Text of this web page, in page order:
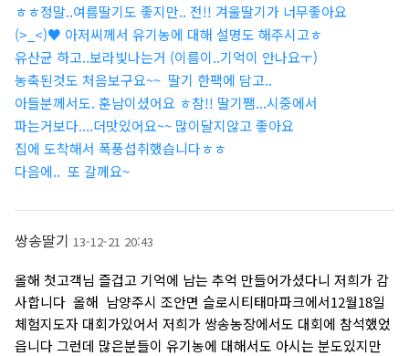
ㅎㅎ정말..여름딸기도 좋지만.. 전!! 겨울딸기가 너무좋아요
(>_<)♥ 아저씨께서 유기농에 대해 설명도 해주시고ㅎ
유산균 하고..보라빛나는거 (이름이..기억이 안나요ㅜ)
농축된것도 처음보구요~~ 딸기 한팩에 담고..
아들분께서도. 훈남이셨어요 ㅎ참!! 딸기쨈...시중에서
파는거보다....더맛있어요~~ 많이달지않고 좋아요
집에 도착해서 폭풍섭취했습니다ㅎㅎ
다음에.. 또 갈께요~
쌍송딸기 13-12-21 20:43
올해 첫고객님 즐겁고 기억에 남는 추억 만들어가셨다니 저희가 감
사합니다 올해 남양주시 조안면 슬로시티태마파크에서12월18일
체험지도자 대회가있어서 저희가 쌍송농장에서도 대회에 참석했었
읍니다 그런데 많은분들이 유기농에 대해서도 아시는 분도있지만